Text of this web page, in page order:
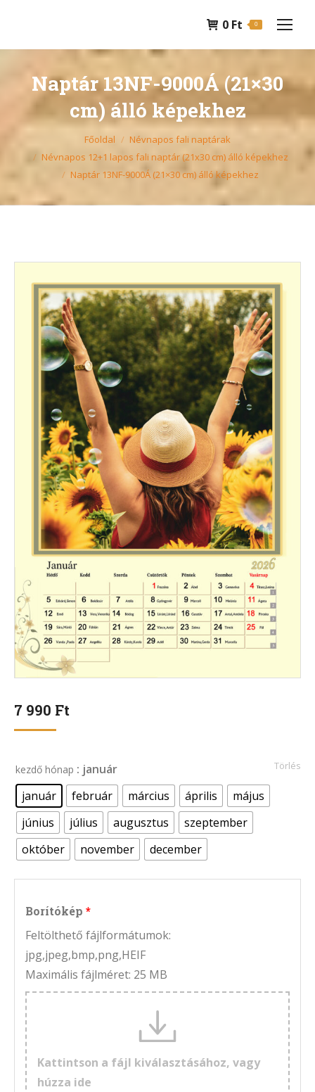
0 Ft 0
Naptár 13NF-9000Á (21×30
cm) álló képekhez
Főoldal
Névnapos fali naptárak
Névnapos 12+1 lapos fali naptár (21x30 cm) álló képekhez
Naptár 13NF-9000Á (21×30 cm) álló képekhez
7 990 Ft
kezdő hónap : január
január
február március április
május
június
július augusztus
szeptember
október
november december
Törlés
Borítókép
Feltölthető fájlformátumok:
jpg,jpeg,bmp,png,HEIF
Maximális fájlméret: 25 MB
Kattintson a fájl kiválasztásához, vagy
húzza ide